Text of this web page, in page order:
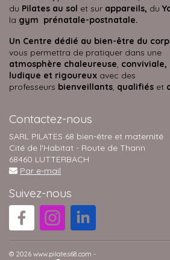
du Pilates au sol et sur appareils, du
la gym prénatale-postnatale.
Un Centre dédié au bien-être du
vous permettra de pratiquer dans une
atmosphère chaleureuse, conviviale,
ludique et rigoureux avec des
professeurs bienveillants, qualifiés et
Contactez-nous
SARL PILATES 68 bien-être et maternité
Cité de l'Habitat - Route de Thann
68460 LUTTERBACH
Par e-mail
Suivez-nous
© 2026 www.pilates68.com -